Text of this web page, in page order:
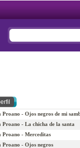
Proano - Ojos negros de mi
Proano - La chicha de la santa
Proano - Merceditas
Proano - Ojos negros